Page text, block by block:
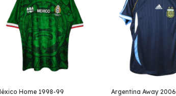
Home 1998-99
Argentina Away 2006